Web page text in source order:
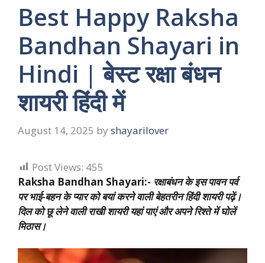
Best Happy Raksha
Bandhan Shayari in
Hindi | बेस्ट रक्षा बंधन
शायरी हिंदी में
August 14, 2025 by shayarilover
Post Views: 455
Raksha Bandhan Shayari:- रक्षाबंधन के इस पावन पर्व
पर भाई-बहन के प्यार को बयां करने वाली बेहतरीन हिंदी शायरी पढ़ें।
दिल को छू लेने वाली राखी शायरी यहां पाएं और अपने रिश्ते में घोलें
मिठास।